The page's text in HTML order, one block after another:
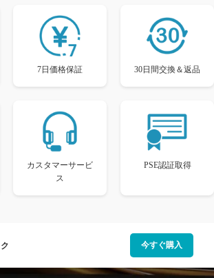
7日価格保証 30日間交換＆返品
カスタマーサービ
ス
PSE認証取得
今すぐ購入